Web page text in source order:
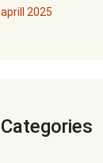
aprill 2025
Categories